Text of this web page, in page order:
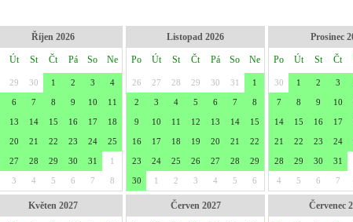
Říjen 2026
Út St Čt Pá So Ne
29 30 1 2 3 4
6 7 8 9 10 11
13 14 15 16 17 18
20 21 22 23 24 25
27 28 29 30 31 1
3 4 5 6 7 8
Listopad 2026
Po Út St Čt Pá So Ne
26 27 28 29 30 31 1
2 3 4 5 6 7 8
9 10 11 12 13 14 15
16 17 18 19 20 21 22
23 24 25 26 27 28 29
30 1 2 3 4 5 6
Prosinec
Po Út St Čt
30 1 2 3
7 8 9 10
14 15 16 17
21 22 23 24
28 29 30 31
4 5 6 7
Květen 2027 Červen 2027 Červenec